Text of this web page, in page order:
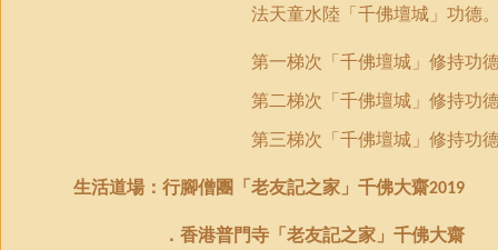
法天童水陸「千佛壇城」功德
第一梯次「千佛壇城」修持功
第二梯次「千佛壇城」修持功
第三梯次「千佛壇城」修持功
生活道場：行腳僧團 「老友記之家」千佛大齋2019
．香港普門寺「老友記之家」千佛大齋